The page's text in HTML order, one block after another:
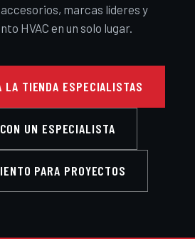
marcas líderes y
HVAC en un solo lugar.
LA TIENDA ESPECIALISTAS
UN ESPECIALISTA
PARA PROYECTOS